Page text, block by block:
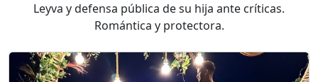
Leyva y defensa pública de su hija ante críticas.
Romántica y protectora.